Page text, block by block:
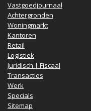
Vastgoedjournaal
Achtergronden
Woningmarkt
Kantoren
Retail
Logistiek
Juridisch | Fiscaal
Transacties
Werk
Specials
Sitemap